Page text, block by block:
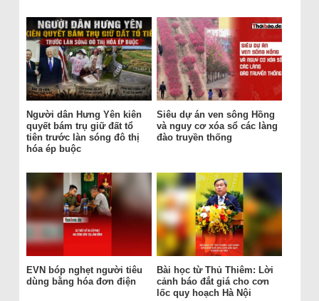
Người dân Hưng Yên kiên
quyết bám trụ giữ đất tổ
tiên trước làn sóng đô thị
hóa ép buộc
Siêu dự án ven sông Hồng
và nguy cơ xóa sổ các làng
đào truyền thống
EVN bóp nghẹt người tiêu
dùng bằng hóa đơn điện
Bài học từ Thủ Thiêm: Lời
cảnh báo đắt giá cho cơn
lốc quy hoạch Hà Nội